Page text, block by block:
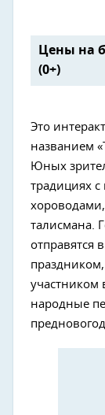
Цены на
(0+)
Это
названием
Юных
традициях
талисмана.
отправятся
участником
народные